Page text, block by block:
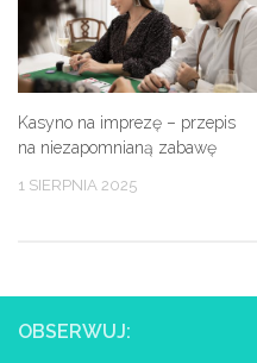
Kasyno na imprezę – przepis
na niezapomnianą zabawę
1 SIERPNIA 2025
OBSERWUJ: